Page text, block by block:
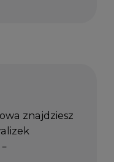
znajdziesz